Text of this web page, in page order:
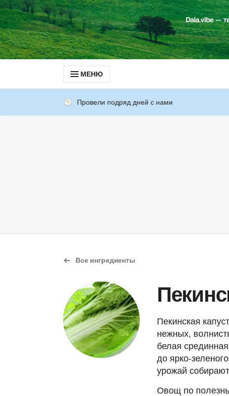
МЕНЮ
Провели подряд дней с нами
Все ингредиенты
Пекинская
нежных,
белая
до ярко-
урожай
Овощ по